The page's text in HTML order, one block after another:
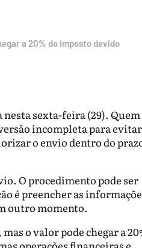
a 20% do imposto devido
sexta-feira (29). Quem
incompleta para evitar
o envio dentro do
O procedimento pode ser
é preencher as
outro momento.
o valor pode chegar a